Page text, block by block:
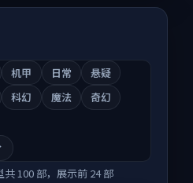
机甲 日常
悬疑
科幻 魔法
奇幻
共100 部，展示前 24部